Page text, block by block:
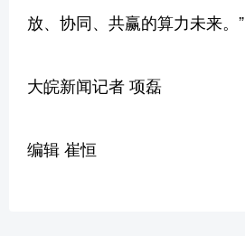
放、协同、共赢的算力未来。”
大皖新闻记者 项磊
编辑 崔恒